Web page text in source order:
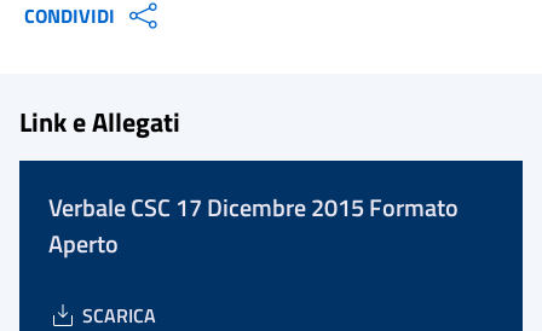
CONDIVIDI
Link e Allegati
Verbale CSC 17 Dicembre 2015 Formato
Aperto
SCARICA